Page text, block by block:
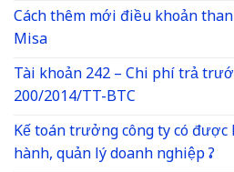
Cách thêm mới điều khoản
Misa
Tài khoản 242 – Chi phí trả
200/2014/TT-BTC
Kế toán trưởng công ty có
hành, quản lý doanh nghiệp ?